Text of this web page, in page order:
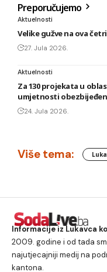
Preporučujemo
Aktuelnosti
Velike gužve na ova
27. Jula 2026.
Aktuelnosti
Za 130 projekata u
umjetnosti
24. Jula 2026.
Više tema:
Informacije iz Lukavca
2009. godine i od tada
najutjecajniji medij na
kantona.